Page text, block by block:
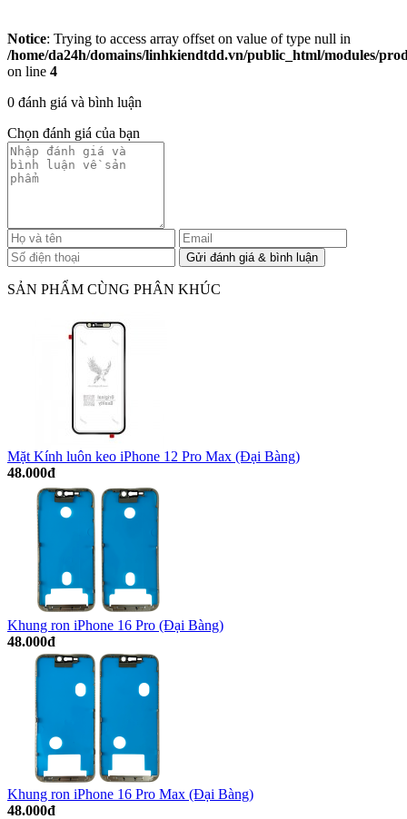
Notice: Trying to access array offset on value of type null in
/home/da24h/domains/linhkiendtdd.vn/public_html/modules/
on line 4
0 đánh giá và bình luận
Chọn đánh giá của bạn
SẢN PHẨM CÙNG PHÂN KHÚC
Mặt Kính luôn keo iPhone 12 Pro Max (Đại Bàng)
48.000đ
Khung ron iPhone 16 Pro (Đại Bàng)
48.000đ
Khung ron iPhone 16 Pro Max (Đại Bàng)
48.000đ